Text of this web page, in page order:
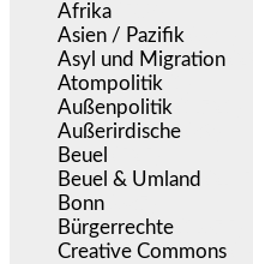
Afrika
Asien / Pazifik
Asyl und Migration
Atompolitik
Außenpolitik
Außerirdische
Beuel
Beuel & Umland
Bonn
Bürgerrechte
Creative Commons